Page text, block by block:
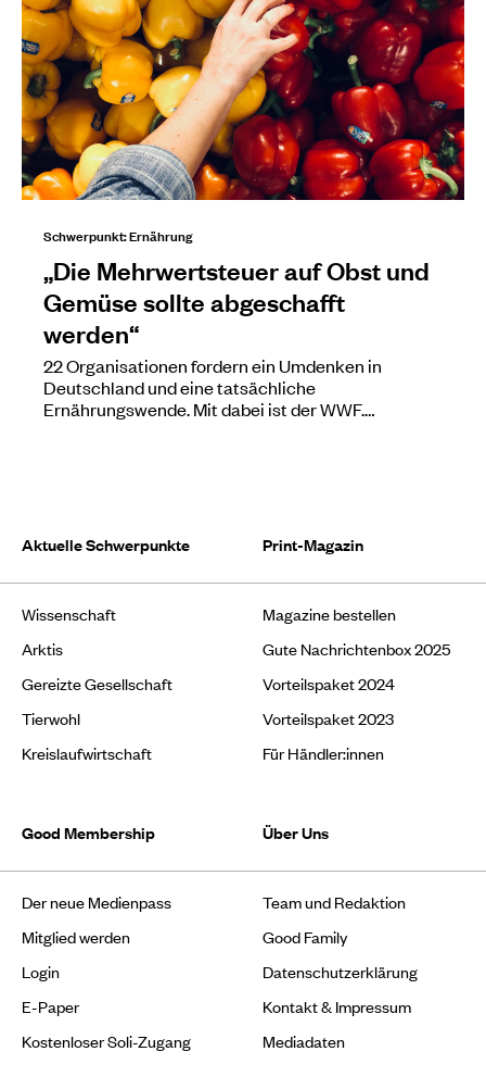
Schwerpunkt: Ernährung
„Die Mehrwertsteuer auf Obst und
Gemüse sollte abgeschafft
werden“
22 Organisationen fordern ein Umdenken in
Deutschland und eine tatsächliche
Ernährungswende. Mit dabei ist der WWF.…
Aktuelle Schwerpunkte
Wissenschaft
Arktis
Gereizte Gesellschaft
Tierwohl
Kreislaufwirtschaft
Print-Magazin
Magazine bestellen
Gute Nachrichtenbox 2025
Vorteilspaket 2024
Vorteilspaket 2023
Für Händler:innen
Good Membership
Der neue Medienpass
Mitglied werden
Login
E-Paper
Kostenloser Soli-Zugang
Über Uns
Team und Redaktion
Good Family
Datenschutzerklärung
Kontakt & Impressum
Mediadaten